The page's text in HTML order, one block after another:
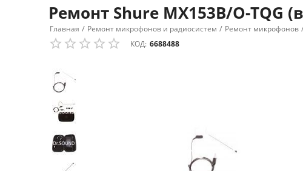
Ремонт Shure MX153B/O-TQG
Главная / Ремонт микрофонов и радиосистем / Ремонт микрофонов
КОД: 6688488